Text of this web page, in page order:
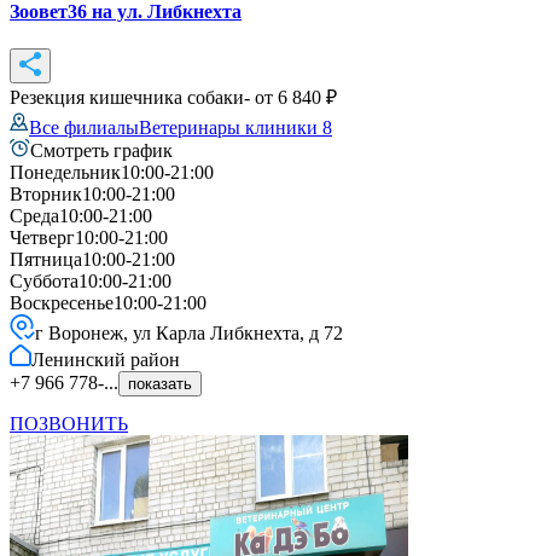
Зоовет36 на ул. Либкнехта
Резекция кишечника собаки- от 6 840 ₽
Все филиалыВетеринары клиники 8
Смотреть график
Понедельник10:00-21:00
Вторник10:00-21:00
Среда10:00-21:00
Четверг10:00-21:00
Пятница10:00-21:00
Суббота10:00-21:00
Воскресенье10:00-21:00
г Воронеж, ул Карла Либкнехта, д 72
Ленинский район
+7 966 778-...
показать
ПОЗВОНИТЬ